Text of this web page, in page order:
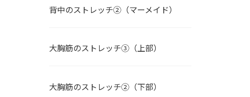
背中のストレッチ②（マーメイド）
大胸筋のストレッチ③（上部）
大胸筋のストレッチ②（下部）